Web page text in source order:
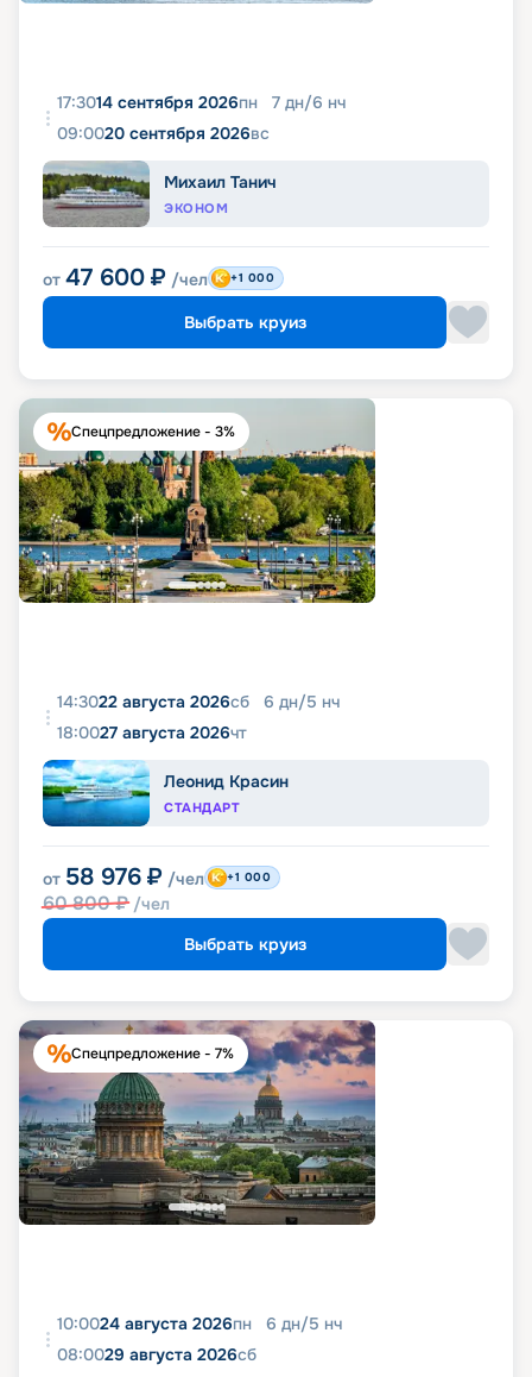
17:3014 сентября 2026пн 7 дн/6 нч
09:0020 сентября 2026вс
Михаил Танич
ЭКОНОМ
от 47 600 ₽ /чел +1 000
Выбрать круиз
Спецпредложение - 3%
14:3022 августа 2026сб 6 дн/5 нч
18:0027 августа 2026чт
Леонид Красин
СТАНДАРТ
от 58 976 ₽ /чел
60 800₽ /чел
+1 000
Выбрать круиз
Спецпредложение - 7%
10:0024 августа 2026пн 6 дн/5 нч
08:0029 августа 2026сб